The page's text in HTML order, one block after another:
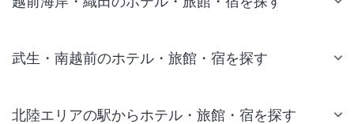
武生・南越前のホテル・旅館・宿を探す
北陸エリアの駅からホテル・旅館・宿を探す